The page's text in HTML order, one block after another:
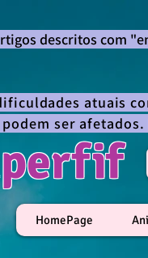
descritos com
atuais
ser
HomePage